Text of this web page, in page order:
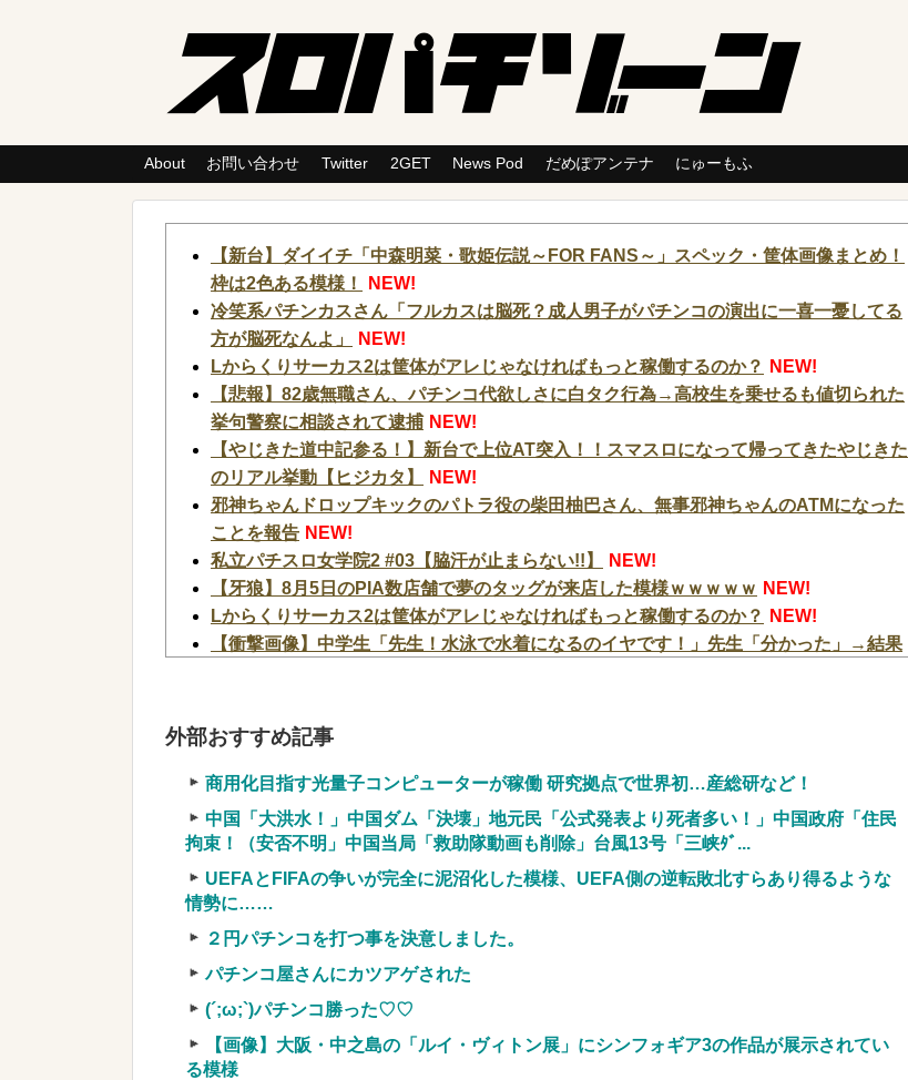
About お問い合わせ Twitter 2GET News Pod だめぽアンテナ にゅーもふ
【新台】ダイイチ「中森明菜・歌姫伝説～FOR FANS～」スペック・筐体画像まとめ！
枠は2色ある模様！
NEW!
冷笑系パチンカスさん「フルカスは脳死？成人男子がパチンコの演出に一喜一憂してる
方が脳死なんよ」
NEW!
Lからくりサーカス2は筐体がアレじゃなければもっと稼働するのか？
NEW!
【悲報】82歳無職さん、パチンコ代欲しさに白タク行為→高校生を乗せるも値切られた
挙句警察に相談されて逮捕 NEW!
【やじきた道中記参る！】新台で上位AT突入！！スマスロになって帰ってきたやじきた
のリアル挙動【ヒジカタ】
NEW!
邪神ちゃんドロップキックのパトラ役の柴田柚巴さん、無事邪神ちゃんのATMになった
ことを報告 NEW!
私立パチスロ女学院2 #03【脇汗が止まらない!!】
NEW!
【牙狼】8月5日のPIA数店舗で夢のタッグが来店した模様ｗｗｗｗｗ NEW!
Lからくりサーカス2は筐体がアレじゃなければもっと稼働するのか？
NEW!
【衝撃画像】中学生「先生！水泳で水着になるのイヤです！」先生「分かった」→結果
【速報】日本共産党、沖縄県知事選で公職選挙法違反！！！ 110番通報されても辞全く
めない件
【悲報】NHK、ガチで『恐ろしい事実』が判明する・・・・・ NEW!
【恐怖動画】反高市界隈「高市の取り巻きが、声を上げる被災地のおばちゃんに詰め寄
ってるぅ！」→よく聞くと何やらヤバいことを言っていると話題に…
【ファ！？】面接官「日本に刀鍛冶は何人いるか推定してください」 俺「188人で
す」 面接官「どういう風に考えましたか？」 俺「知ってました」→この後『こう』
【画像】アイドルのオフ会の光景、レベチw w w w w w w w w w w
【衝撃】YouTuber山口達也さん、チェンソーで竹を切るだけで600万再生を突破してし
まう←正直、こう言うのでいいんだよなw w w w w w w w
実質確率という罠
車上のテントでキャンプ 民泊施設が車のレンタル 五所川原 青森
外部おすすめ記事
商用化目指す光量子コンピューターが稼働 研究拠点で世界初…産総研など！
中国「大洪水！」中国ダム「決壊」地元民「公式発表より死者多い！」中国政府「住民
拘束！（安否不明」中国当局「救助隊動画も削除」台風13号「三峡ﾀﾞ...
UEFAとFIFAの争いが完全に泥沼化した模様、UEFA側の逆転敗北すらあり得るような
情勢に……
２円パチンコを打つ事を決意しました。
パチンコ屋さんにカツアゲされた
(´;ω;`)パチンコ勝った♡♡
【画像】大阪・中之島の「ルイ・ヴィトン展」にシンフォギア3の作品が展示されてい
る模様